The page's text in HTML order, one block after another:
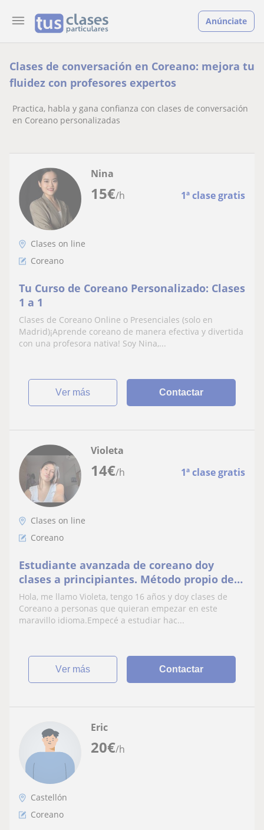
Anúnciate
Clases de conversación en Coreano: mejora tu
fluidez con profesores expertos
Practica, habla y gana confianza con clases de conversación
en Coreano personalizadas
15€/h 1ª clase gratis
Nina
Clases on line
Coreano
Tu Curso de Coreano Personalizado: Clases
1 a 1
Clases de Coreano Online o Presenciales (solo en
Madrid)¡Aprende coreano de manera efectiva y divertida
con una profesora nativa! Soy Nina,...
ver más Contactar
14€/h 1ª clase gratis
Violeta
Clases on line
Coreano
Estudiante avanzada de coreano doy
clases a principiantes. Método propio de
estudio
Hola, me llamo Violeta, tengo 16 años y doy clases de
Coreano a personas que quieran empezar en este
maravillo idioma.Empecé a estudiar hac...
ver más Contactar
20€/h
Eric
Castellón
Coreano